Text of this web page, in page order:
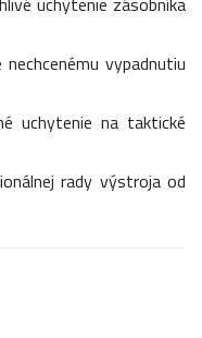
nechcenému vypadnutiu
uchytenie na taktické
rady výstroja od